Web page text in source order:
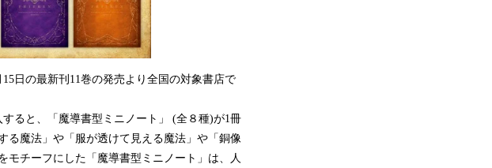
日の最新刊11巻の発売より全国の対象書店で
ると、「魔導書型ミニノート」 (全８種)が1冊
魔法」や「服が透けて見える魔法」や「銅像
モチーフにした「魔導書型ミニノート」は、人